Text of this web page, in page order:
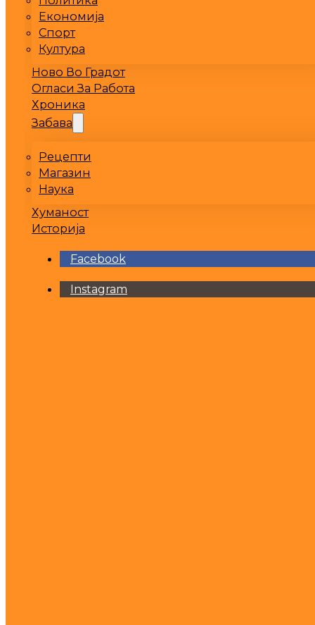
Економија
Спорт
Култура
Ново Во Градот
Огласи За Работа
Хроника
Забава
Рецепти
Магазин
Наука
Хуманост
Историја
Facebook
Instagram